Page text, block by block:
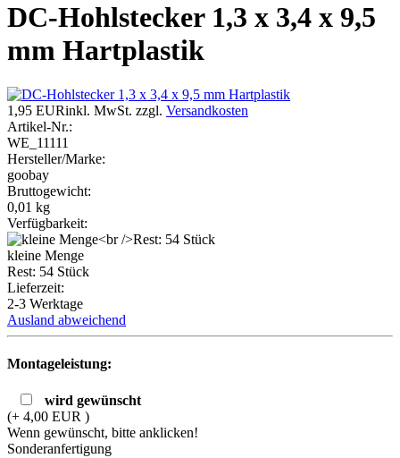
DC-Hohlstecker 1,3 x 3,4 x 9,5
mm Hartplastik
1,95 EURinkl. MwSt. zzgl. Versandkosten
Artikel-Nr.:
WE_11111
Hersteller/Marke:
goobay
Bruttogewicht:
0,01 kg
Verfügbarkeit:
kleine Menge
Rest: 54 Stück
Lieferzeit:
2-3 Werktage
Ausland abweichend
Montageleistung:
wird gewünscht
(+ 4,00 EUR )
Wenn gewünscht, bitte anklicken!
Sonderanfertigung